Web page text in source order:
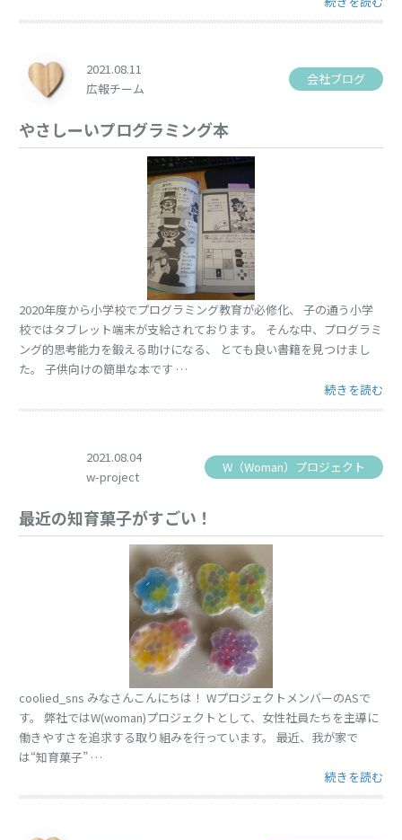
2021.08.11
広報チーム
会社ブログ
やさしーいプログラミング本
2020年度から小学校でプログラミング教育が必修化、 子の通う小学
校ではタブレット端末が支給されております。 そんな中、プログラミ
ング的思考能力を鍛える助けになる、 とても良い書籍を見つけまし
た。 子供向けの簡単な本です …
“やさしーい
続きを読む
2021.08.04
w-project
W（Woman）プロジェクト
最近の知育菓子がすごい！
coolied_sns みなさんこんにちは！ WプロジェクトメンバーのASで
す。 弊社ではW(woman)プロジェクトとして、女性社員たちを主導に
働きやすさを追求する取り組みを行っています。 最近、我が家で
は“知育菓子” …
“最近の知育
続きを読む